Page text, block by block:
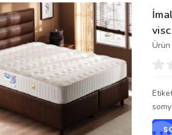
Ürün